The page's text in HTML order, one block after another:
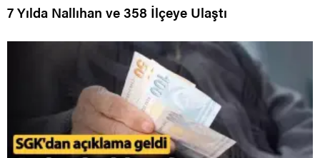
7 Yılda Nallıhan ve 358 İlçeye Ulaştı